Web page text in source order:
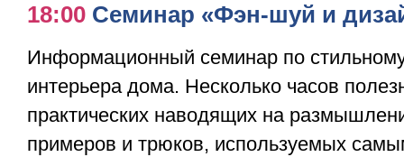
18:00 Семинар «Фэн-шуй и
Информационный семинар по
интерьера дома. Несколько часов
практических наводящих на
примеров и трюков, используемых